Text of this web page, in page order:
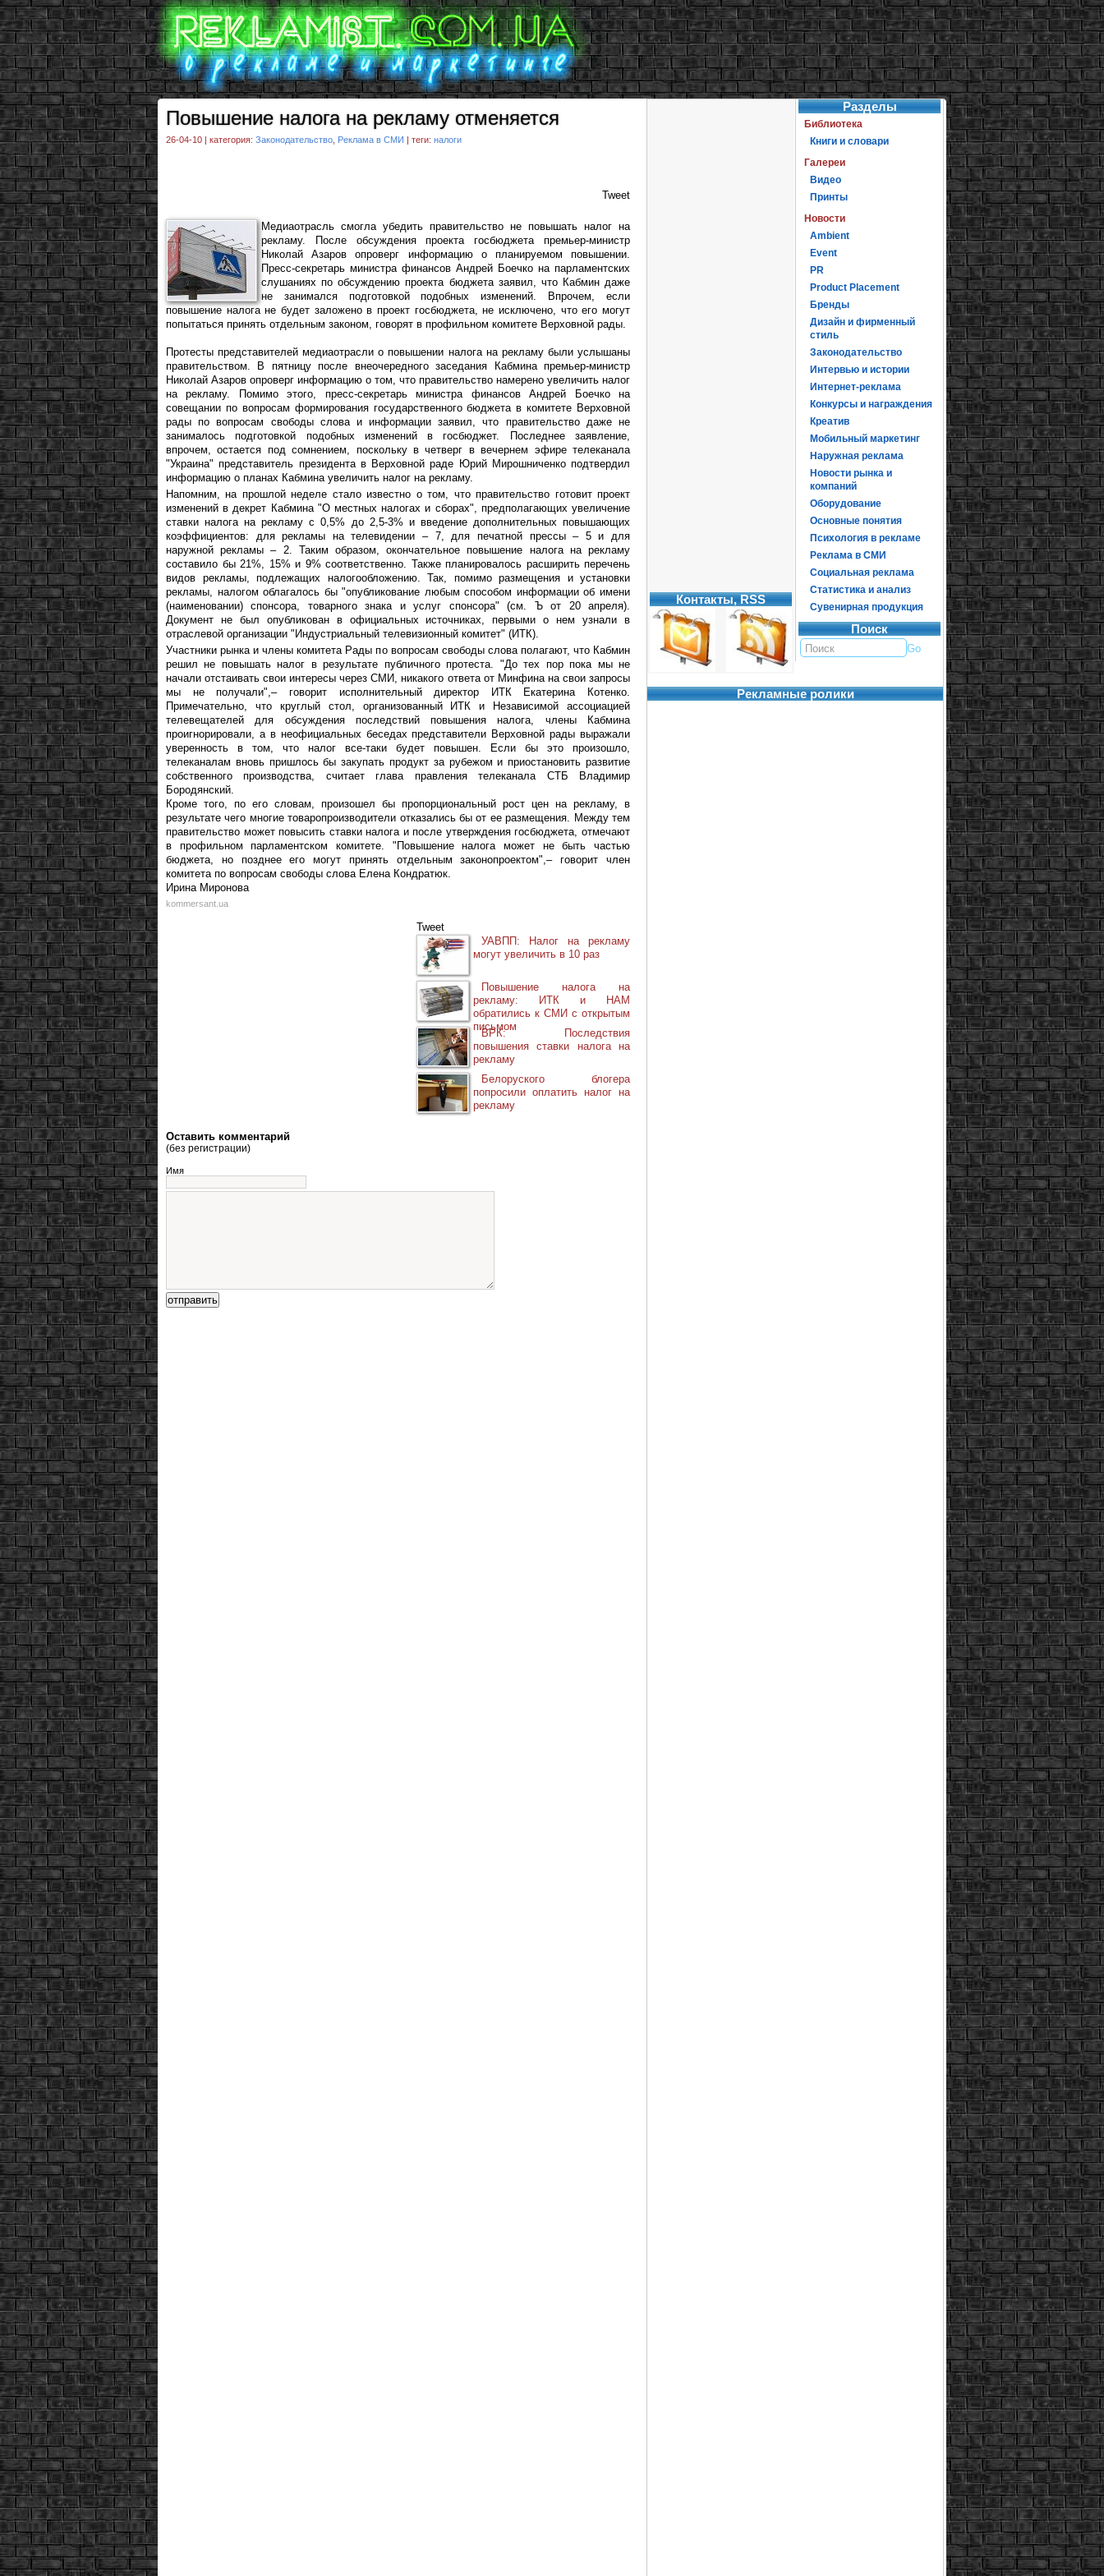
Повышение налога на рекламу отменяется
26-04-10 | категория: Законодательство Реклама в СМИ | теги: налоги
Tweet
Медиаотрасль смогла убедить правительство не повышать налог на
рекламу. После обсуждения проекта госбюджета премьер-министр
Николай Азаров опроверг информацию о планируемом повышении.
Пресс-секретарь министра финансов Андрей Боечко на парламентских
слушаниях по обсуждению проекта бюджета заявил, что Кабмин даже
не занимался подготовкой подобных изменений. Впрочем, если
повышение налога не будет заложено в проект госбюджета, не исключено, что его могут
попытаться принять отдельным законом, говорят в профильном комитете Верховной рады.
Протесты представителей медиаотрасли о повышении налога на рекламу были услышаны
правительством. В пятницу после внеочередного заседания Кабмина премьер-министр
Николай Азаров опроверг информацию о том, что правительство намерено увеличить налог
на рекламу. Помимо этого, пресс-секретарь министра финансов Андрей Боечко на
совещании по вопросам формирования государственного бюджета в комитете Верховной
рады по вопросам свободы слова и информации заявил, что правительство даже не
занималось подготовкой подобных изменений в госбюджет. Последнее заявление,
впрочем, остается под сомнением, поскольку в четверг в вечернем эфире телеканала
"Украина" представитель президента в Верховной раде Юрий Мирошниченко подтвердил
информацию о планах Кабмина увеличить налог на рекламу.
Напомним, на прошлой неделе стало известно о том, что правительство готовит проект
изменений в декрет Кабмина "О местных налогах и сборах", предполагающих увеличение
ставки налога на рекламу с 0,5% до 2,5-3% и введение дополнительных повышающих
коэффициентов: для рекламы на телевидении – 7, для печатной прессы – 5 и для
наружной рекламы – 2. Таким образом, окончательное повышение налога на рекламу
составило бы 21%, 15% и 9% соответственно. Также планировалось расширить перечень
видов рекламы, подлежащих налогообложению. Так, помимо размещения и установки
рекламы, налогом облагалось бы "опубликование любым способом информации об имени
(наименовании) спонсора, товарного знака и услуг спонсора" (см. Ъ от 20 апреля).
Документ не был опубликован в официальных источниках, первыми о нем узнали в
отраслевой организации "Индустриальный телевизионный комитет" (ИТК).
Участники рынка и члены комитета Рады по вопросам свободы слова полагают, что Кабмин
решил не повышать налог в результате публичного протеста. "До тех пор пока мы не
начали отстаивать свои интересы через СМИ, никакого ответа от Минфина на свои запросы
мы не получали",– говорит исполнительный директор ИТК Екатерина Котенко.
Примечательно, что круглый стол, организованный ИТК и Независимой ассоциацией
телевещателей для обсуждения последствий повышения налога, члены Кабмина
проигнорировали, а в неофициальных беседах представители Верховной рады выражали
уверенность в том, что налог все-таки будет повышен. Если бы это произошло,
телеканалам вновь пришлось бы закупать продукт за рубежом и приостановить развитие
собственного производства, считает глава правления телеканала СТБ Владимир
Бородянский.
Кроме того, по его словам, произошел бы пропорциональный рост цен на рекламу, в
результате чего многие товаропроизводители отказались бы от ее размещения. Между тем
правительство может повысить ставки налога и после утверждения госбюджета, отмечают
в профильном парламентском комитете. "Повышение налога может не быть частью
бюджета, но позднее его могут принять отдельным законопроектом",– говорит член
комитета по вопросам свободы слова Елена Кондратюк.
Ирина Миронова
kommersant.ua
Tweet
УАВПП: Налог на рекламу
могут увеличить в 10 раз
Повышение налога на
рекламу: ИТК и НАМ
обратились к СМИ с открытым
письмом
ВРК: Последствия
повышения ставки налога на
рекламу
Белоруского блогера
попросили оплатить налог на
рекламу
Оставить комментарий
(без регистрации)
Имя
Разделы
Библиотека
Книги и словари
Галереи
Видео
Принты
Новости
Ambient
Event
PR
Product Placement
Бренды
Дизайн и фирменный
стиль
Законодательство
Интервью и истории
Интернет-реклама
Конкурсы и награждения
Креатив
Мобильный маркетинг
Наружная реклама
Новости рынка и
компаний
Оборудование
Основные понятия
Психология в рекламе
Реклама в СМИ
Социальная реклама
Статистика и анализ
Сувенирная продукция
Поиск
Контакты, RSS
Рекламные ролики